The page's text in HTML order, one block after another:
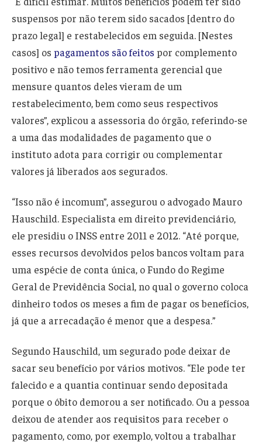
suspensos por não terem sido sacados [dentro do
prazo legal] e restabelecidos em seguida. [Nestes
casos] os pagamentos são feitos por complemento
positivo e não temos ferramenta gerencial que
mensure quantos deles vieram de um
restabelecimento, bem como seus respectivos
valores”, explicou a assessoria do órgão, referindo-se
a uma das modalidades de pagamento que o
instituto adota para corrigir ou complementar
valores já liberados aos segurados.
“Isso não é incomum”, assegurou o advogado Mauro
Hauschild. Especialista em direito previdenciário,
ele presidiu o INSS entre 2011 e 2012. “Até porque,
esses recursos devolvidos pelos bancos voltam para
uma espécie de conta única, o Fundo do Regime
Geral de Previdência Social, no qual o governo coloca
dinheiro todos os meses a fim de pagar os benefícios,
já que a arrecadação é menor que a despesa.”
Segundo Hauschild, um segurado pode deixar de
sacar seu benefício por vários motivos. “Ele pode ter
falecido e a quantia continuar sendo depositada
porque o óbito demorou a ser notificado. Ou a pessoa
deixou de atender aos requisitos para receber o
pagamento, como, por exemplo, voltou a trabalhar